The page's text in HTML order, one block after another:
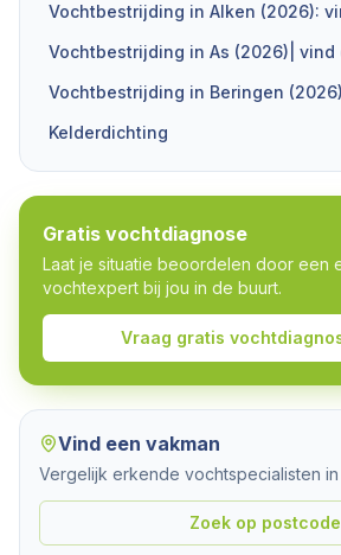
Kelderdichting
Gratis vochtdiagnose
Laat je situatie beoordelen door een
vochtexpert bij jou in de buurt.
Vraag gratis
Vind een vakman
Vergelijk erkende vochtspecialisten
Zoek op postcode